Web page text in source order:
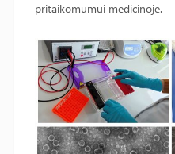
pritaikomumui medicinoje.